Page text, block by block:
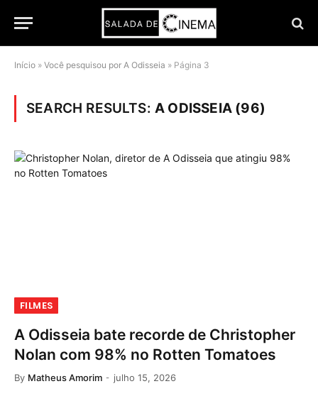
Início » Você pesquisou por A Odisseia » Página 3
SEARCH RESULTS:A ODISSEIA (96)
FILMES
A Odisseia bate recorde de Christopher
Nolan com 98% no Rotten Tomatoes
By Matheus Amorim julho 15, 2026